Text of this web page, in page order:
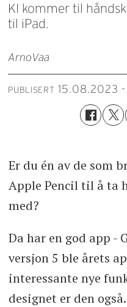
KI kommer til
til iPad.
ArnoVaa
PUBLISERT 15.08.2023 -
Er du én av de som
Apple Pencil til å ta
med?
Da har en god app -
versjon 5 ble årets
interessante nye
designet er den også.